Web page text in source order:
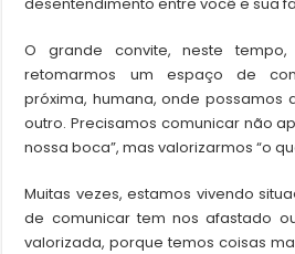
O grande convite, neste
retomarmos um espaço de
próxima, humana, onde possamos
outro. Precisamos comunicar não
nossa boca”, mas valorizarmos “o
Muitas vezes, estamos vivendo
de comunicar tem nos afastado
valorizada, porque temos coisas